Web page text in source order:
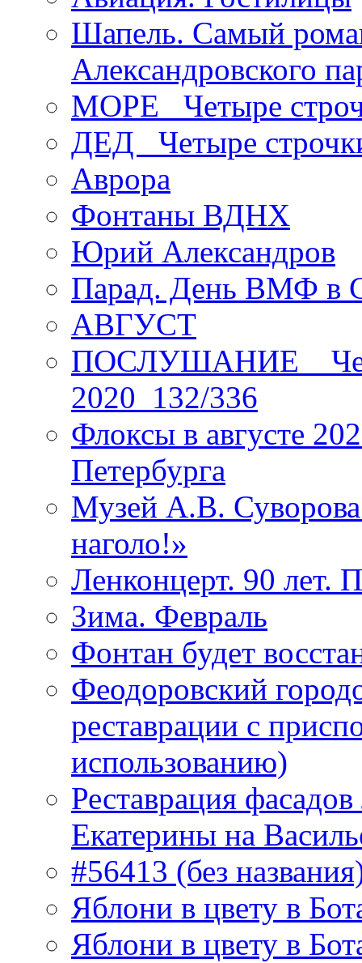
Шапель. Самый
Александровского
МОРЕ _Четыре
ДЕД _Четыре
Аврора
Фонтаны ВДНХ
Юрий Александров
Парад. День ВМФ в
АВГУСТ
ПОСЛУШАНИЕ _
2020_132/336
Флоксы в августе
Петербурга
Музей А.В.
наголо!»
Ленконцерт. 90 лет.
Зима. Февраль
Фонтан будет
Феодоровский
реставрации с
использованию)
Реставрация
Екатерины на
#56413 (без
Яблони в цвету в
Яблони в цвету в